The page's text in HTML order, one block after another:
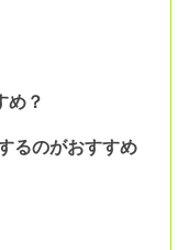
め？
るのがおすすめ